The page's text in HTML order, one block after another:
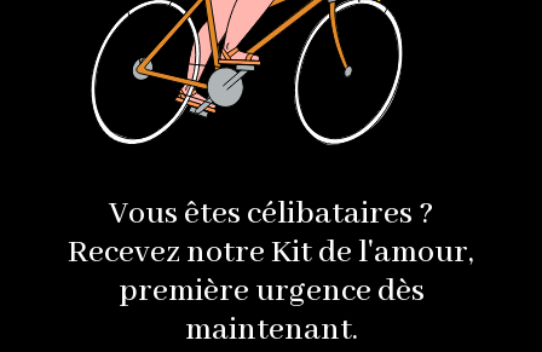
Vous êtes célibataires ?
Recevez notre Kit de l'amour,
première urgence dès
maintenant.